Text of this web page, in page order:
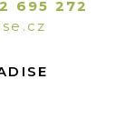
695 272